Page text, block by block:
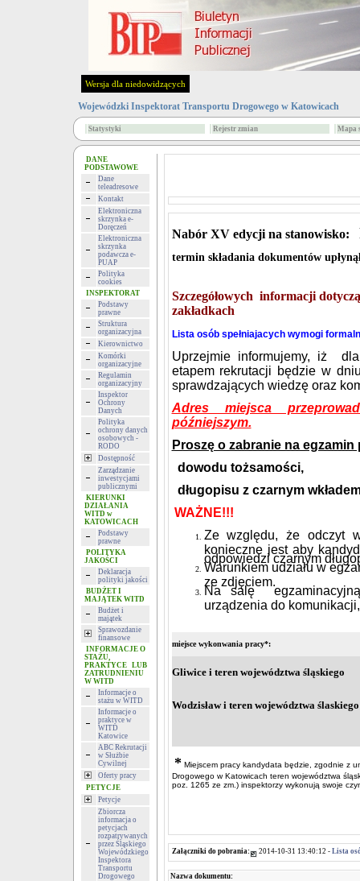
Wersja dla niedowidzących
Wojewódzki Inspektorat Transportu Drogowego w Katowicach
Statystyki Rejestr zmian Mapa
DANE
PODSTAWOWE
Dane
teleadresowe
Kontakt
Elektroniczna
skrzynka e-
Doręczeń
Elektroniczna
skrzynka
podawcza e-
PUAP
Polityka
cookies
INSPEKTORAT
Podstawy
prawne
Struktura
organizacyjna
Kierownictwo
Komórki
organizacyjne
Regulamin
organizacyjny
Inspektor
Ochrony
Danych
Polityka
ochrony danych
osobowych -
RODO
Dostępność
Zarządzanie
inwestycjami
publicznymi
KIERUNKI
DZIAŁANIA
WITD w
KATOWICACH
Podstawy
prawne
POLITYKA
JAKOŚCI
Deklaracja
polityki jakości
BUDŻET I
MAJĄTEK WITD
Budżet i
majątek
Sprawozdanie
finansowe
INFORMACJE O
STAŻU,
PRAKTYCE LUB
ZATRUDNIENIU
W WITD
Informacje o
stażu w WITD
Informacje o
praktyce w
WITD
Katowice
ABC Rekrutacji
w Służbie
Cywilnej
Oferty pracy
PETYCJE
Petycje
Zbiorcza
informacja o
petycjach
rozpatrywanych
przez Śląskiego
Wojewódzkiego
Inspektora
Transportu
Drogowego
Nabór XV edycji na stanowisko:
termin składania dokumentów
Szczegółowych informacji
zakładkach
Lista osób spełniajacych wymogi
Uprzejmie informujemy, iż
etapem rekrutacji będzie w
sprawdzających wiedzę oraz
Adres miejsca
późniejszym.
Proszę o zabranie na egzamin
dowodu tożsamości,
długopisu z czarnym
WAŻNE!!!
Ze względu, że odczyt
konieczne jest aby
odpowiedzi czarnym
Warunkiem udziału w
ze zdjęciem.
Na salę
urządzenia do
miejsce wykonwania pracy*:
Gliwice i teren województwa śląskiego
Wodzisław i teren województwa ślaskiego
* Miejscempracy kandydata będzie, zgodnie z
Drogowego w Katowicach teren województwa
poz. 1265 ze zm.) inspektorzy wykonują swoje
Załączniki do pobrania: 2014-10-31 13:40:12 - Lista
Nazwa dokumentu: